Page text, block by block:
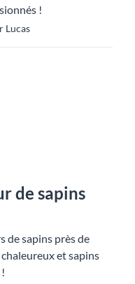
!
Lucas
de sapins
de sapins près de
et sapins